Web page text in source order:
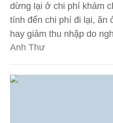
dừng lại ở chi phí khám
tính đến chi phí đi lại, ăn
hay giảm thu nhập do
Anh Thư